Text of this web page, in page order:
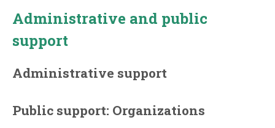
Administrative and public
support
Administrative support
Public support: Organizations